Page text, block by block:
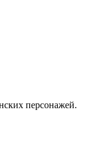
персонажей.